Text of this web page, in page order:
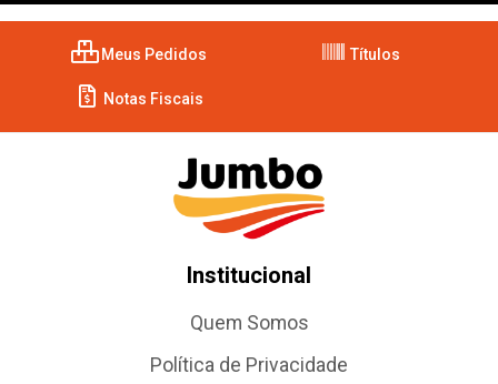
Meus Pedidos Títulos
Notas Fiscais
Institucional
Quem Somos
Política de Privacidade